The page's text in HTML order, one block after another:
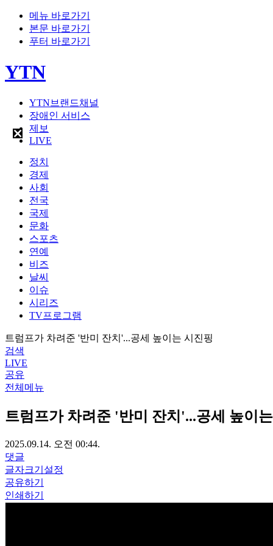
메뉴 바로가기
본문 바로가기
푸터 바로가기
YTN
YTN브랜드채널
장애인 서비스
제보
LIVE
정치
경제
사회
전국
국제
문화
스포츠
연예
비즈
날씨
이슈
시리즈
TV프로그램
트럼프가 차려준 '반미 잔치'...공세 높이는 시진핑
검색
LIVE
공유
전체메뉴
트럼프가 차려준 '반미 잔치'...공세 높이
2025.09.14. 오전 00:44.
댓글
글자크기설정
공유하기
인쇄하기